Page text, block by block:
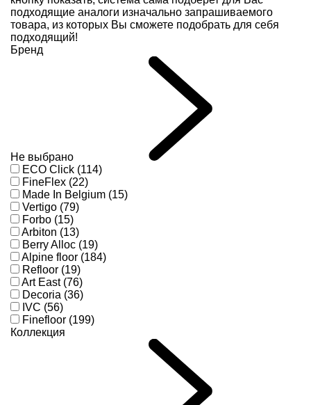
подходящие аналоги изначально запрашиваемого
товара, из которых Вы сможете подобрать для себя
подходящий!
Бренд
Не выбрано
ECO Click (114)
FineFlex (22)
Made In Belgium (15)
Vertigo (79)
Forbo (15)
Arbiton (13)
Berry Alloc (19)
Alpine floor (184)
Refloor (19)
Art East (76)
Decoria (36)
IVC (56)
Finefloor (199)
Коллекция